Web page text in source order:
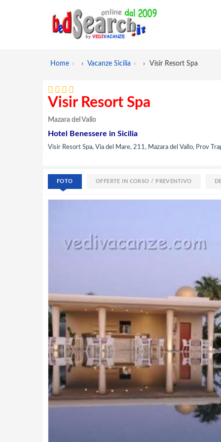
Home › Vacanze Sicilia › Visir Resort Spa
Visir Resort Spa
Mazara del Vallo
Hotel Benessere in Sicilia
Visir Resort Spa, Via del Mare, 211, Mazara del Vallo, Prov
FOTO OFFERTE IN CORSO / PREVENTIVO